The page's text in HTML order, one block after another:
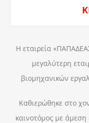
Η εταιρεία
μεγαλύτερη
βιομηχανικών
Καθιερώθηκε στο
καινοτόμος με άμεση